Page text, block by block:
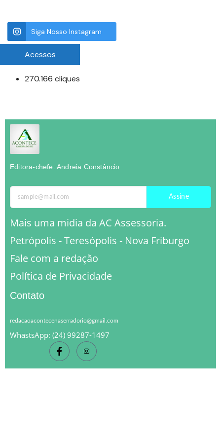
Siga Nosso Instagram
Acessos
270.166 cliques
Editora-chefe: Andreia Constâncio
Assine
Mais uma midia da AC Assessoria.
Petrópolis - Teresópolis - Nova Friburgo
Fale com a redação
Política de Privacidade
Contato
redacaoacontecenaserradorio@gmail.com
WhastsApp: (24) 99287-1497